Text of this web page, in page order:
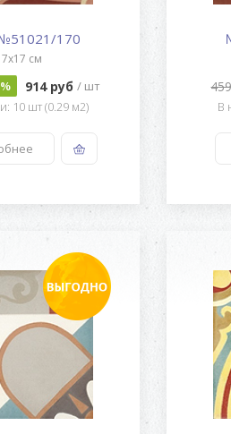
170
см
914 руб/ шт
10 шт (0.29 м2)
В